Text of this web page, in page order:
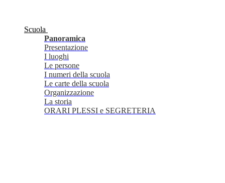
Scuola
Panoramica
Presentazione
I luoghi
Le persone
I numeri della scuola
Le carte della scuola
Organizzazione
La storia
ORARI PLESSI e SEGRETERIA